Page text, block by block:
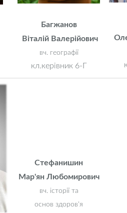
Багжанов
Віталій Валерійович
вч. географії
кл.керівник 6-Г
Стефанишин
Мар'ян Любомирович
вч. історії та
основ здоров'я